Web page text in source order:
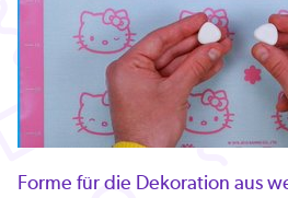
Forme für die Dekoration aus